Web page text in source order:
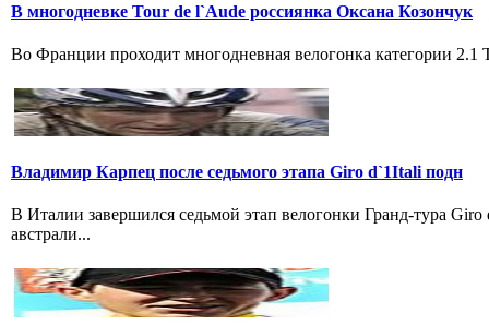
В многодневке Tour de l`Aude россиянка Оксана Козончук
Во Франции проходит многодневная велогонка категории
Владимир Карпец после седьмого этапа Giro d`1Itali подн
В Италии завершился седьмой этап велогонки Гранд-тура
австрали...